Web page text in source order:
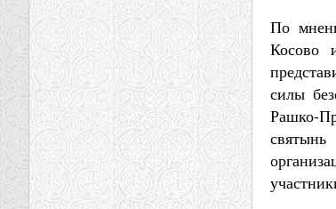
По
Косово
силы
Рашко-